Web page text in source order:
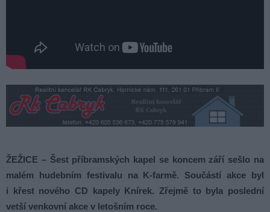
ŽEŽICE – Šest příbramských kapel se koncem září sešlo na
malém hudebním festivalu na K-farmě. Součástí akce byl
i křest nového CD kapely Knírek. Zřejmě to byla poslední
vetší venkovní akce v letošním roce.